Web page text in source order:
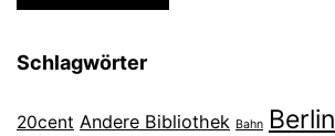
Schlagwörter
20cent Andere Bibliothek Bahn Berlin